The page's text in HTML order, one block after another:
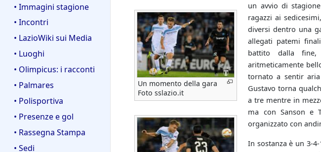
• Immagini stagione
• Incontri
• LazioWiki sui Media
• Luoghi
• Olimpicus: i racconti
• Palmares
• Polisportiva
• Presenze e gol
• Rassegna Stampa
• Sedi
Un momento della gara
Foto sslazio.it
un avvio di
ragazzi ai
diversi dentro una
allegati patemi
battito dalla
aritmeticamente
tornato a sentir
Gustavo torna
a tre mentre in
ma con Sanson e
organizzato con
In sostanza è un 3­-